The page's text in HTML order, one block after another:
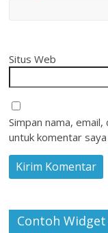
Situs Web
Simpan nama,
untuk komentar
Contoh Widget